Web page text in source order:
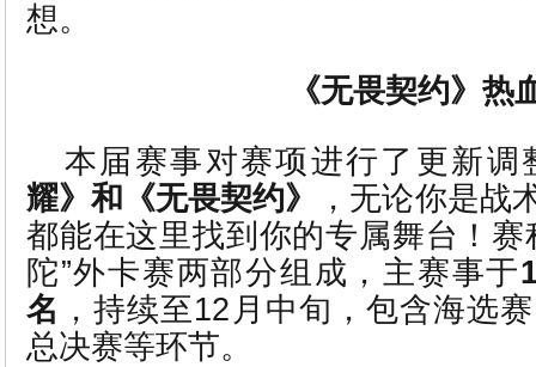
想。
《无畏契约》热
本届赛事对赛项进行了更新调
耀》和《无畏契约》
，无论你是战
都能在这里找到你的专属舞台！赛
陀”外卡赛两部分组成，主赛事于
名 ，持续至12月中旬，包含海选
总决赛等环节。